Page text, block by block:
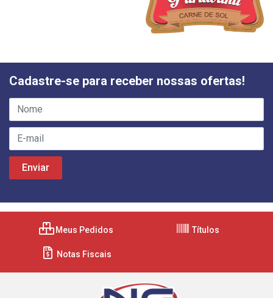
Cadastre-se para receber nossas ofertas!
Meus Pedidos Títulos
Notas Fiscais